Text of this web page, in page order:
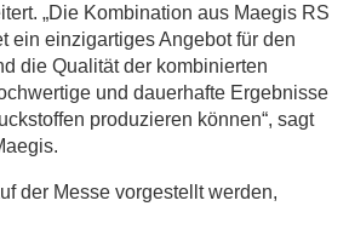
„Die Kombination aus Maegis RS
ein einzigartiges Angebot für den
die Qualität der kombinierten
und dauerhafte Ergebnisse
produzieren können“, sagt
der Messe vorgestellt werden,